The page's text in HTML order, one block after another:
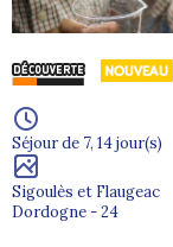
Séjour de 7, 14 jour(s)
Sigoulès et Flaugeac
Dordogne - 24